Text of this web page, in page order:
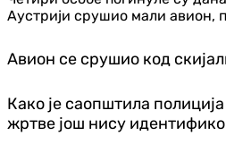
Аустрији срушио мали авион,
Авион се срушио код
Како је саопштила
жртве још нису